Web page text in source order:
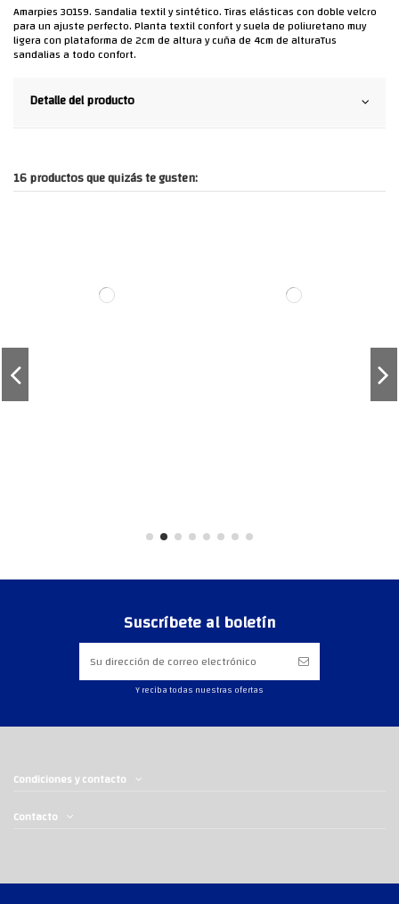
Amarpies 30159. Sandalia textil y sintético. Tiras elásticas con doble velcro
para un ajuste perfecto. Planta textil confort y suela de poliuretano muy
ligera con plataforma de 2cm de altura y cuña de 4cm de alturaTus
sandalias a todo confort.
Detalle del producto
16 productos que quizás te gusten:
Suscríbete al boletín
Y reciba todas nuestras ofertas
Condiciones y contacto
Contacto